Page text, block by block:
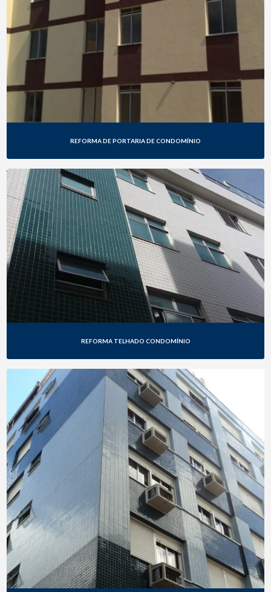
REFORMA DE PORTARIA DE CONDOMÍNIO
REFORMA TELHADO CONDOMÍNIO